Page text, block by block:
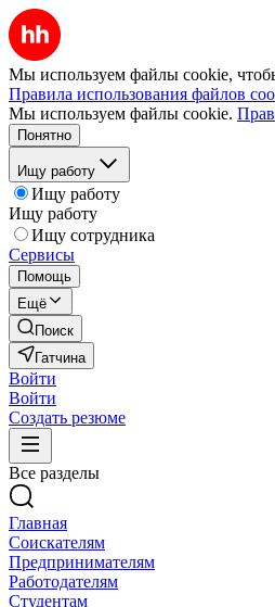
Мы используем файлы cookie,
Правила использования файлов
Мы используем файлы cookie.
Понятно
Ищу работу
Ищу работу
Ищу работу
Ищу сотрудника
Сервисы
Помощь
Ещё
Поиск
Гатчина
Войти
Войти
Создать резюме
Все разделы
Главная
Соискателям
Предпринимателям
Работодателям
Студентам